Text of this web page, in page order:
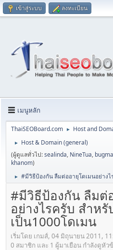
เข้าสู่ระบบ ลงทะเบียน
เมนูหลัก
ThaiSEOBoard.com ► Host and
►
Host & Domain (general)
(ผู้ดูแลทั่วไป:sealinda, NineTua,
khanom)
► #มีวิธีป้องกัน ลืมต่ออายุโดเมนอย่าง
#มีวิธีป้องกัน ลืมต่
อย่างไรครับ สำห
เป็น1000โดเมน
เริ่มโดย เกมส์, 04 มิถุนายน 2011,
0 สมาชิก และ 1 ผู้มาเยือน กำลังดูหัว